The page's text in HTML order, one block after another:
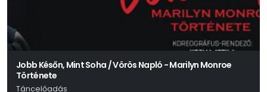
Jobb Későn, Mint Soha / Vörös Napló - Marilyn Monroe
Története
Táncelőadás